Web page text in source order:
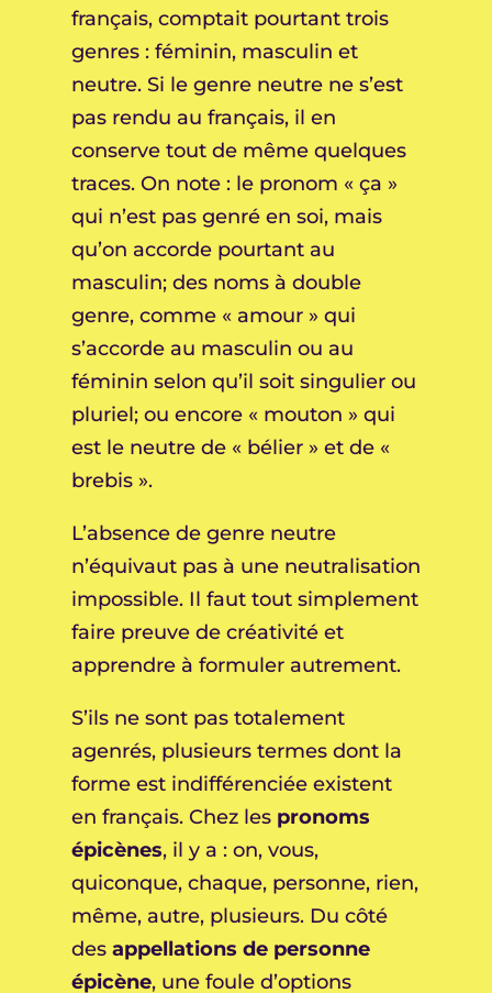
français, comptait pourtant trois
genres : féminin, masculin et
neutre. Si le genre neutre ne s’est
pas rendu au français, il en
conserve tout de même quelques
traces. On note : le pronom « ça »
qui n’est pas genré en soi, mais
qu’on accorde pourtant au
masculin; des noms à double
genre, comme « amour » qui
s’accorde au masculin ou au
féminin selon qu’il soit singulier ou
pluriel; ou encore « mouton » qui
est le neutre de « bélier » et de «
brebis ».
L’absence de genre neutre
n’équivaut pas à une neutralisation
impossible. Il faut tout simplement
faire preuve de créativité et
apprendre à formuler autrement.
S’ils ne sont pas totalement
agenrés, plusieurs termes dont la
forme est indifférenciée existent
en français. Chez les pronoms
épicènes, il y a : on, vous,
quiconque, chaque, personne, rien,
même, autre, plusieurs. Du côté
des appellations de personne
épicène, une foule d’options